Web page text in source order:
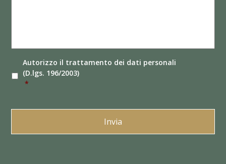
Autorizzo il trattamento dei dati personali
(D.lgs. 196/2003)
*